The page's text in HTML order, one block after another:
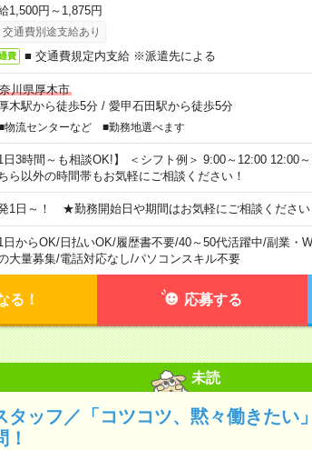
1,500円～1,875円
交通費別途支給あり
費 ■ 交通費規定内支給 ※派遣先による
川県厚木市
木駅から徒歩5分/ 愛甲石田駅から徒歩5分
物流センターなど ■勤務地選べます
1日3時間～も相談OK!】 ＜シフト例＞ 9:00～12:00 12:00
ら以外の時間帯もお気軽にご相談ください！
1日～！ ★勤務開始日や期間はお気軽にご相談くださ
日からOK/日払いOK/履歴書不要/40～50代活躍中/副業・
大量募集/電話対応なし/パソコンスキル不要
る！ 応募する
未読
タッフ／「コツコツ、黙々働きたい